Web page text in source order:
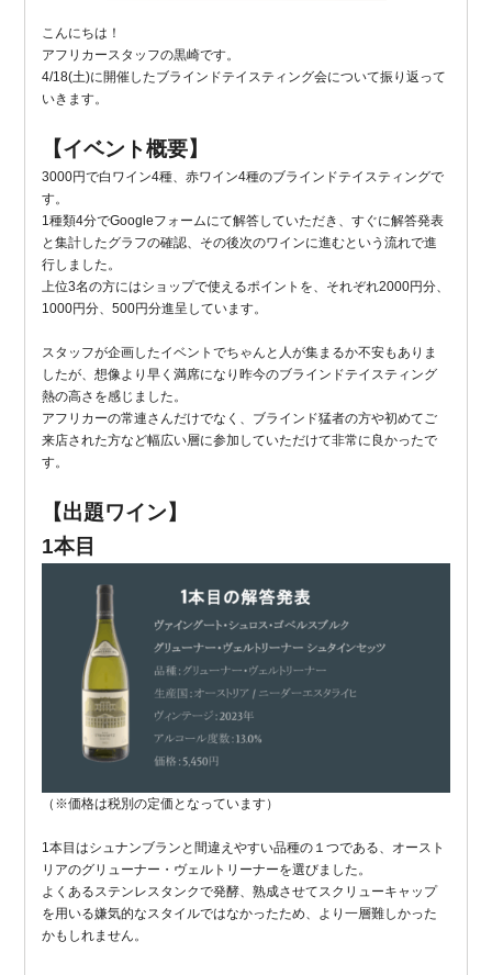
こんにちは！
アフリカースタッフの黒崎です。
4/18(土)に開催したブラインドテイスティング会について振り返って
いきます。
【イベント概要】
3000円で白ワイン4種、赤ワイン4種のブラインドテイスティングで
す。
1種類4分でGoogleフォームにて解答していただき、すぐに解答発表
と集計したグラフの確認、その後次のワインに進むという流れで進
行しました。
上位3名の方にはショップで使えるポイントを、それぞれ2000円分、
1000円分、500円分進呈しています。
スタッフが企画したイベントでちゃんと人が集まるか不安もありま
したが、想像より早く満席になり昨今のブラインドテイスティング
熱の高さを感じました。
アフリカーの常連さんだけでなく、ブラインド猛者の方や初めてご
来店された方など幅広い層に参加していただけて非常に良かったで
す。
【出題ワイン】
1本目
（※価格は税別の定価となっています）
1本目はシュナンブランと間違えやすい品種の１つである、オースト
リアのグリューナー・ヴェルトリーナーを選びました。
よくあるステンレスタンクで発酵、熟成させてスクリューキャップ
を用いる嫌気的なスタイルではなかったため、より一層難しかった
かもしれません。